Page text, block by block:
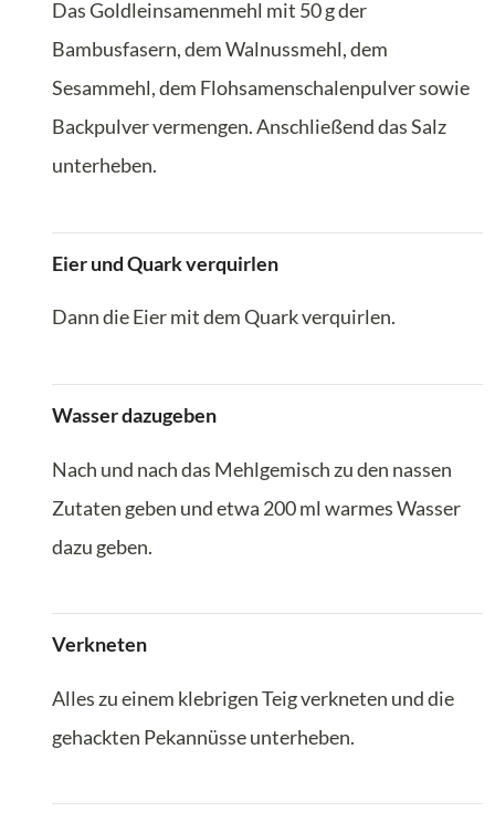
Das Goldleinsamenmehl mit 50 g der
Bambusfasern, dem Walnussmehl, dem
Sesammehl, dem Flohsamenschalenpulver sowie
Backpulver vermengen. Anschließend das Salz
unterheben.
Eier und Quark verquirlen
Dann die Eier mit dem Quark verquirlen.
Wasser dazugeben
Nach und nach das Mehlgemisch zu den nassen
Zutaten geben und etwa 200 ml warmes Wasser
dazu geben.
Verkneten
Alles zu einem klebrigen Teig verkneten und die
gehackten Pekannüsse unterheben.